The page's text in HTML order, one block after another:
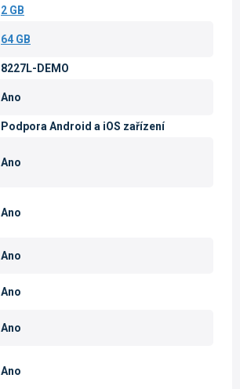
2 GB
64 GB
8227L-DEMO
Ano
Podpora Android a iOS zařízení
Ano
Ano
Ano
Ano
Ano
Ano